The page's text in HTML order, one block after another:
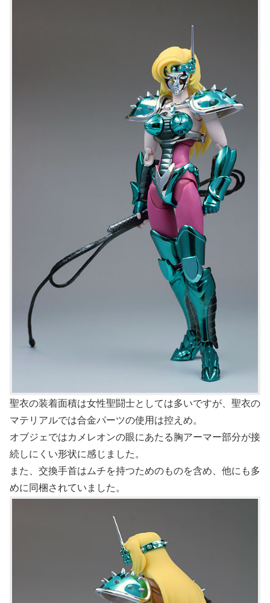
聖衣の装着面積は女性聖闘士としては多いですが、聖衣の
マテリアルでは合金パーツの使用は控えめ。
オブジェではカメレオンの眼にあたる胸アーマー部分が接
続しにくい形状に感じました。
また、交換手首はムチを持つためのものを含め、他にも多
めに同梱されていました。